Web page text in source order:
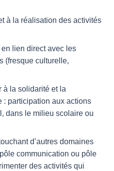
à la réalisation des activités
lien direct avec les
(fresque culturelle,
à la solidarité et la
: participation aux actions
dans le milieu scolaire ou
d’autres domaines
communication ou pôle
des activités qui